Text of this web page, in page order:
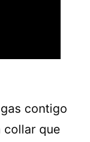
contigo
collar que